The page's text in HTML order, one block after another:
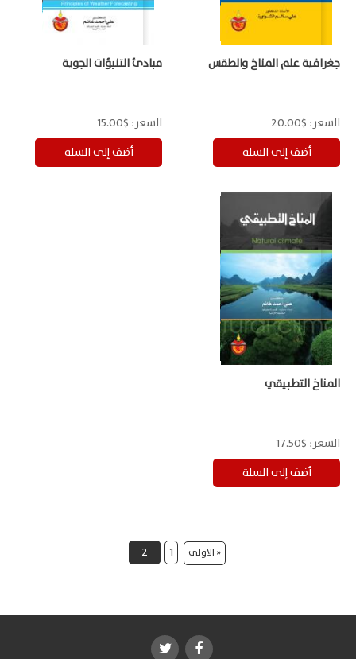
جغرافية علم المناخ والطقس
السعر: $20.00
مبادئ التنبؤات الجوية
السعر: $15.00
المناخ التطبيقي
السعر: $17.50
« الاولى 1
2